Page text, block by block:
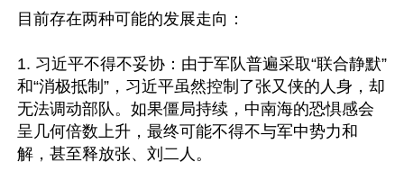
目前存在两种可能的发展走向：
1. 习近平不得不妥协：由于军队普遍采取“联合静默”
和“消极抵制”，习近平虽然控制了张又侠的人身，却
无法调动部队。如果僵局持续，中南海的恐惧感会
呈几何倍数上升，最终可能不得不与军中势力和
解，甚至释放张、刘二人。